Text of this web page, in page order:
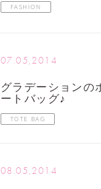
FASHION
07.05,2014
グラデーションの
ートバッグ♪
TOTE BAG
08.05,2014